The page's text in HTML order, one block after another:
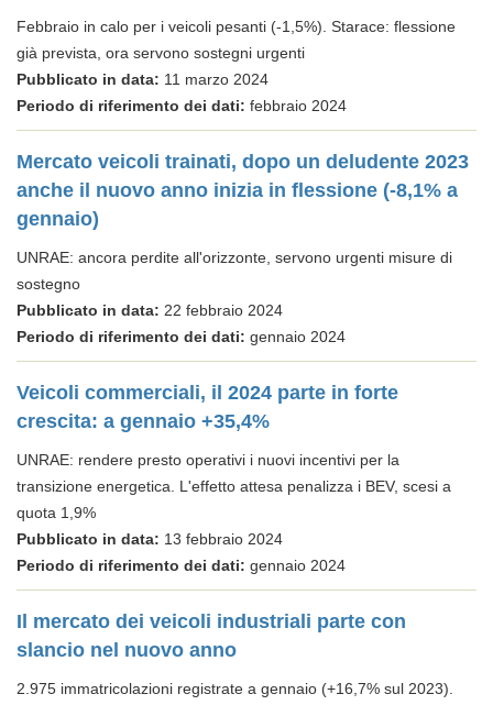
Febbraio in calo per i veicoli pesanti (-1,5%). Starace: flessione
già prevista, ora servono sostegni urgenti
Pubblicato in data: 11 marzo 2024
Periodo di riferimento dei dati: febbraio 2024
Mercato veicoli trainati, dopo un deludente 2023
anche il nuovo anno inizia in flessione (-8,1% a
gennaio)
UNRAE: ancora perdite all'orizzonte, servono urgenti misure di
sostegno
Pubblicato in data: 22 febbraio 2024
Periodo di riferimento dei dati: gennaio 2024
Veicoli commerciali, il 2024 parte in forte
crescita: a gennaio +35,4%
UNRAE: rendere presto operativi i nuovi incentivi per la
transizione energetica. L'effetto attesa penalizza i BEV, scesi a
quota 1,9%
Pubblicato in data: 13 febbraio 2024
Periodo di riferimento dei dati: gennaio 2024
Il mercato dei veicoli industriali parte con
slancio nel nuovo anno
2.975 immatricolazioni registrate a gennaio (+16,7% sul 2023).